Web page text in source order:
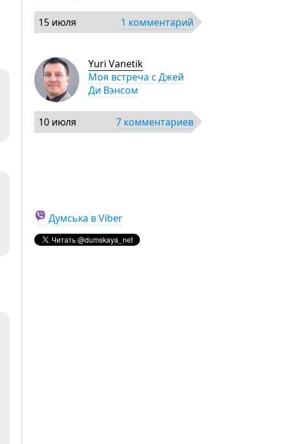
15 июля 1 комментарий
Yuri Vanetik
Моя встреча с Джей
Ди Вэнсом
10 июля 7 комментариев
Думська в Viber